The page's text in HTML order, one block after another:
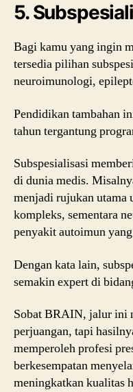
5.
Bagi kamu yang ingin
tersedia pilihan
neuroimunologi,
Pendidikan tambahan
tahun tergantung
Subspesialisasi
di dunia medis.
menjadi rujukan utama
kompleks, sementara
penyakit autoimun
Dengan kata lain,
semakin expert di
Sobat BRAIN, jalur ini
perjuangan, tapi
memperoleh profesi
berkesempatan
meningkatkan kualitas